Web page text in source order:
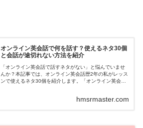
オンライン英会話で何を話す？使えるネタ30個
と会話が途切れない方法を紹介
「オンライン英会話で話すネタがない」と悩んでいませ
んか？本記事では、オンライン英会話歴2年の私がレッス
ンで使えるネタ30個を紹介します。「オンライン英会話
hmsrmaster.com